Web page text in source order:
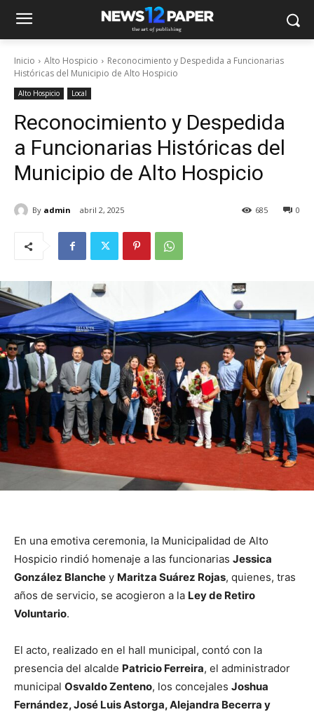
Inicio Alto Hospicio
Reconocimiento y Despedida a Funcionarias
Históricas del Municipio de Alto Hospicio
Alto Hospicio Local
Reconocimiento y Despedida
a Funcionarias Históricas del
Municipio de Alto Hospicio
By admin abril 2, 2025 0
685
En una emotiva ceremonia, la Municipalidad de Alto
Hospicio rindió homenaje a las funcionarias Jessica
González Blanche y Maritza Suárez Rojas, quienes, tras
años de servicio, se acogieron a la Ley de Retiro
Voluntario.
El acto, realizado en el hall municipal, contó con la
presencia del alcalde Patricio Ferreira, el administrador
municipal Osvaldo Zenteno, los concejales Joshua
Fernández, José Luis Astorga, Alejandra Becerra y